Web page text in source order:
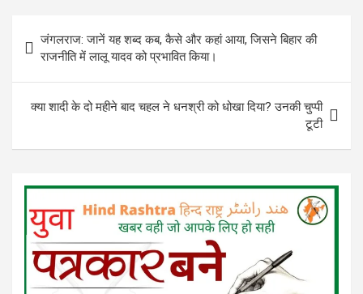
Post
navigation
जंगलराज: जानें यह शब्द कब, कैसे और कहां आया, जिसने बिहार की
राजनीति में लालू यादव को प्रभावित किया।
क्या शादी के दो महीने बाद चहल ने धनश्री को धोखा दिया? उनकी चुप्पी
टूटी